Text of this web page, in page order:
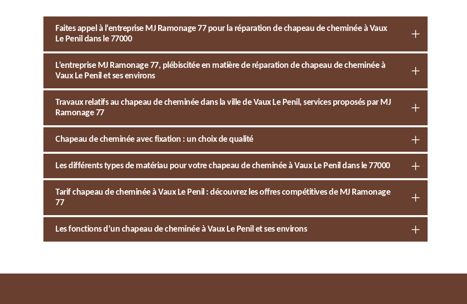
Faites appel à l’entreprise MJ Ramonage 77 pour la réparation de chapeau de cheminée à Vaux
Le Penil dans le 77000
L’entreprise MJ Ramonage 77, plébiscitée en matière de réparation de chapeau de cheminée à
Vaux Le Penil et ses environs
Travaux relatifs au chapeau de cheminée dans la ville de Vaux Le Penil, services proposés par MJ
Ramonage 77
Chapeau de cheminée avec fixation : un choix de qualité
Les différents types de matériau pour votre chapeau de cheminée à Vaux Le Penil dans le 77000
Tarif chapeau de cheminée à Vaux Le Penil : découvrez les offres compétitives de MJ Ramonage
77
Les fonctions d’un chapeau de cheminée à Vaux Le Penil et ses environs